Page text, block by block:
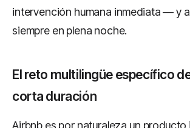
intervención humana inmediata — y
siempre en plena noche.
El reto multilingüe específico
corta duración
Airbnb es por naturaleza un